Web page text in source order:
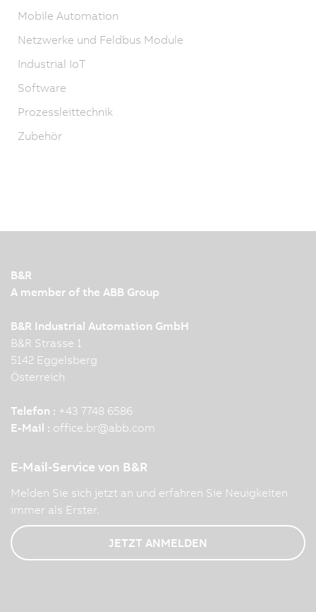
Mobile Automation
Netzwerke und Feldbus Module
Industrial IoT
Software
Prozessleittechnik
Zubehör
B&R
A member of the ABB Group
B&R Industrial Automation GmbH
B&R Strasse 1
5142 Eggelsberg
Österreich
Telefon : +43 7748 6586
E-Mail : office.br@abb.com
E-Mail-Service von B&R
Melden Sie sich jetzt an und erfahren Sie Neuigkeiten
immer als Erster.
JETZT ANMELDEN